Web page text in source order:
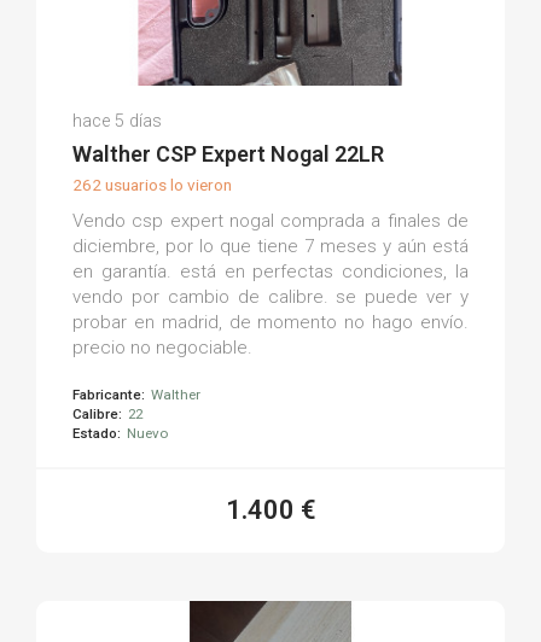
Rafa M.
hace 5 días
Walther CSP Expert Nogal 22LR
262 usuarios lo vieron
Vendo csp expert nogal comprada a finales de
diciembre, por lo que tiene 7 meses y aún está
en garantía. está en perfectas condiciones, la
vendo por cambio de calibre. se puede ver y
probar en madrid, de momento no hago envío.
precio no negociable.
Fabricante: Walther
Calibre: 22
Estado: Nuevo
1.400 €